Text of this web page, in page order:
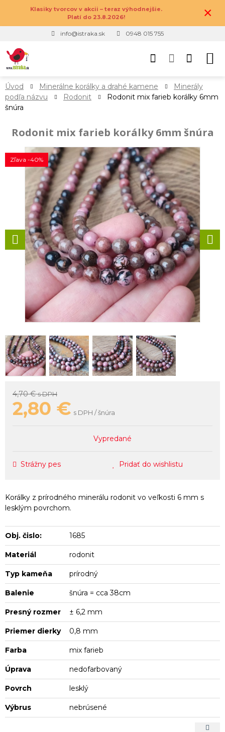
Klasiky tvorcov v akcii – teraz výhodnejšie.
Platí do 23.8.2026!
×
info@istraka.sk 0948 015 755
Úvod Minerálne korálky a drahé kamene
Minerály
podľa názvu
Rodonit
Rodonit mix farieb korálky 6mm
šnúra
Rodonit mix farieb korálky 6mm šnúra
Zľava -40%
4,70 €s DPH
2,80 € s DPH / šnúra
Vypredané
Strážny pes Pridať do wishlistu
Korálky z prírodného minerálu rodonit vo veľkosti 6 mm s
lesklým povrchom.
Obj. čislo: 1685
Materiál rodonit
Typ kameňa prírodný
Balenie šnúra = cca 38cm
Presný rozmer ± 6,2 mm
Priemer dierky 0,8 mm
Farba mix farieb
Úprava nedofarbovaný
Povrch lesklý
Výbrus nebrúsené